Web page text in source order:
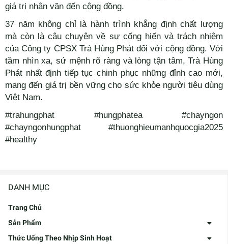
DANH MỤC
Trang Chủ
Sản Phẩm
Thức Uống Theo Nhịp Sinh Hoạt
giá trị nhân văn đến cộng đồng.
37 năm không chỉ là hành trình khẳng định chất lượng
mà còn là câu chuyện về sự cống hiến và trách nhiệm
của Công ty CPSX Trà Hùng Phát đối với cộng đồng. Với
tầm nhìn xa, sứ mệnh rõ ràng và lòng tận tâm, Trà Hùng
Phát nhất định tiếp tục chinh phục những đỉnh cao mới,
mang đến giá trị bền vững cho sức khỏe người tiêu dùng
Việt Nam.
#trahungphat #hungphatea #chayngon
#chayngonhungphat #thuonghieumanhquocgia2025
#healthy